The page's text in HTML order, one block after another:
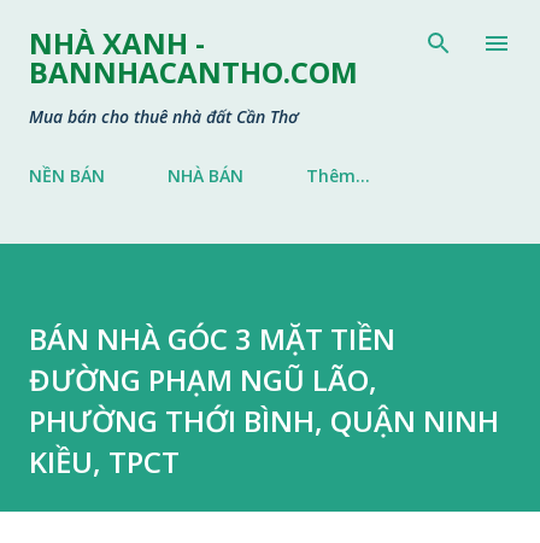
Chuyển đến nội dung chính
NHÀ XANH -
BANNHACANTHO.COM
Mua bán cho thuê nhà đất Cần Thơ
NỀN BÁN NHÀ BÁN Thêm…
BÁN NHÀ GÓC 3 MẶT TIỀN
ĐƯỜNG PHẠM NGŨ LÃO,
PHƯỜNG THỚI BÌNH, QUẬN NINH
KIỀU, TPCT